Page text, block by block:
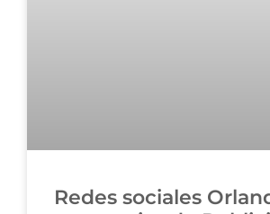
Redes sociales